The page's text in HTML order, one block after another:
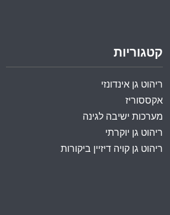
קטגוריות
ריהוט גן אינדונזי
אקססוריז
מערכות ישיבה לגינה
ריהוט גן יוקרתי
ריהוט גן קויה דיזיין ביקורות